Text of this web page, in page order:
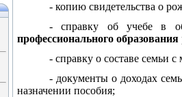
- копию свидетельства о
- справку об учебе в
профессионального образования
- справку о составе семьи
- документы о доходах
назначении пособия;